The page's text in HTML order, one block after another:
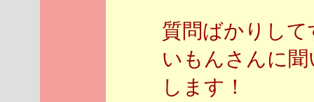
質問ばかりし
いもんさんに
します！